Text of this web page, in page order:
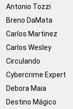
Antonio Tozzi
Breno DaMata
Carlos Martinez
Carlos Wesley
Circulando
Cybercrime Expert
Debora Maia
Destino Mágico